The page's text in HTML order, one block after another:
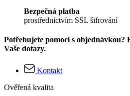
Bezpečná platba
prostřednictvím SSL šifrování
Potřebujete pomoci s objednávkou?
Vaše dotazy.
Kontakt
Ověřená kvalita